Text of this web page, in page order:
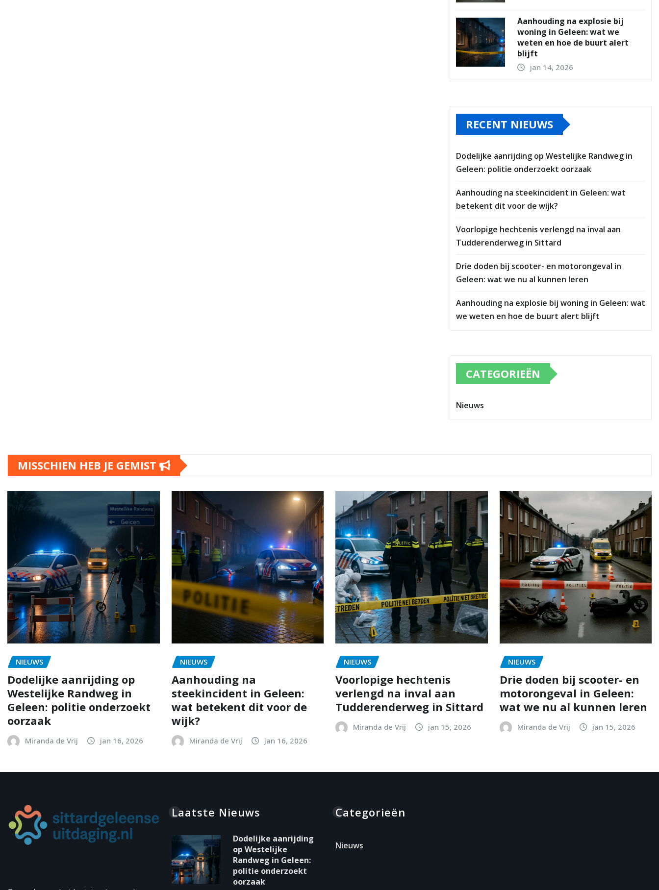
Aanhouding na explosie bij
woning in Geleen: wat we
weten en hoe de buurt alert
blijft
jan 14, 2026
RECENT NIEUWS
Dodelijke aanrijding op Westelijke Randweg in
Geleen: politie onderzoekt oorzaak
Aanhouding na steekincident in Geleen: wat
betekent dit voor de wijk?
Voorlopige hechtenis verlengd na inval aan
Tudderenderweg in Sittard
Drie doden bij scooter- en motorongeval in
Geleen: wat we nu al kunnen leren
Aanhouding na explosie bij woning in Geleen: wat
we weten en hoe de buurt alert blijft
CATEGORIEËN
Nieuws
MISSCHIEN HEB JE GEMIST
NIEUWS
Dodelijke aanrijding op
Westelijke Randweg in
Geleen: politie onderzoekt
oorzaak
Miranda de Vrij jan 16, 2026
NIEUWS
Aanhouding na
steekincident in Geleen:
wat betekent dit voor de
wijk?
Miranda de Vrij jan 16, 2026
NIEUWS
Voorlopige hechtenis
verlengd na inval aan
Tudderenderweg in Sittard
Miranda de Vrij jan 15, 2026
NIEUWS
Drie doden bij scooter- en
motorongeval in Geleen:
wat we nu al kunnen leren
Miranda de Vrij jan 15, 2026
Laatste Nieuws
Dodelijke aanrijding
op Westelijke
Randweg in Geleen:
politie onderzoekt
oorzaak
Categorieën
Nieuws